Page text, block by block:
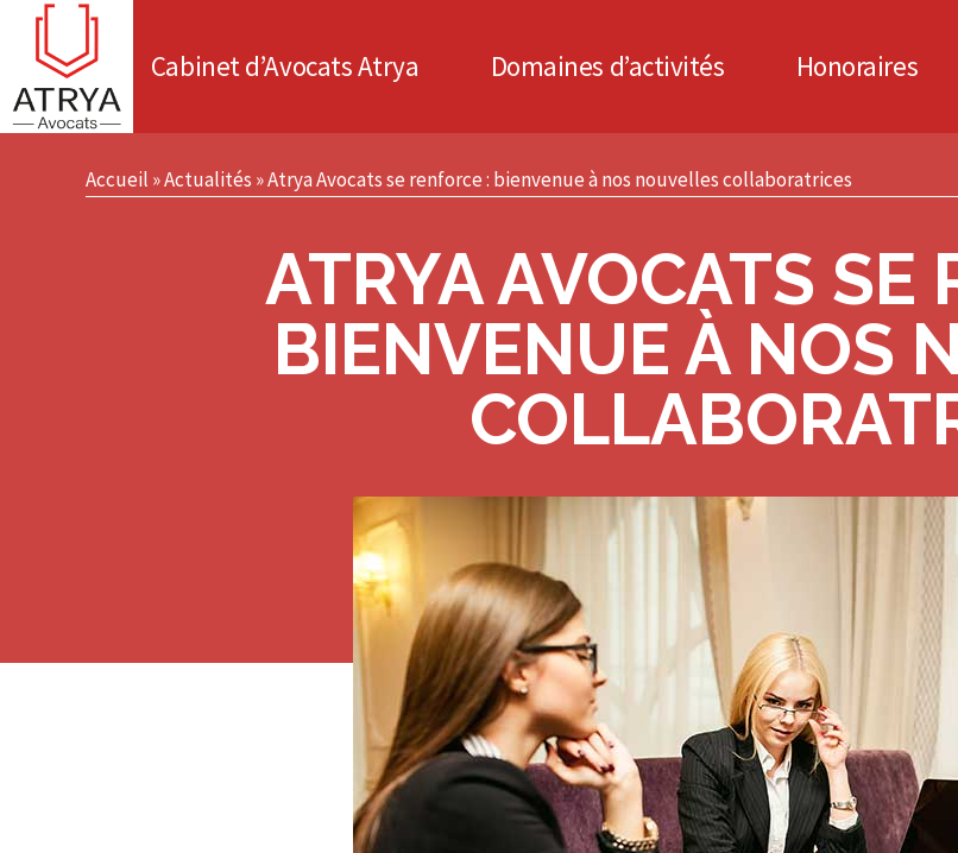
Cabinet d’Avocats Atrya Domaines d’activités Honoraires
Accueil »Actualités »Atrya Avocats se renforce : bienvenue à nos nouvelles collaboratrices
ATRYA AVOCATS SE
BIENVENUE À NOS